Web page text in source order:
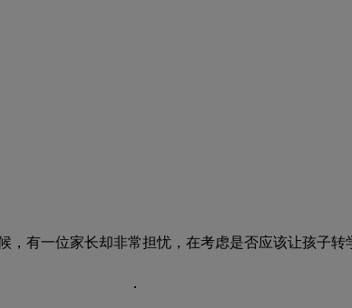
一位家长却非常担忧，在考虑是否应该让孩子转